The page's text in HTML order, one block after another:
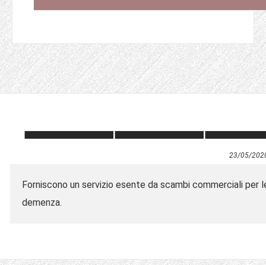
23/05/
Forniscono un servizio esente da scambi commerciali
demenza.